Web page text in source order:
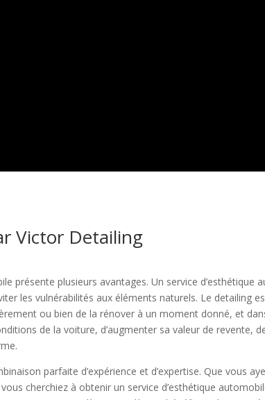
Victor Detailing
présente plusieurs avantages. Un service
les vulnérabilités aux éléments naturels. Le detailing
ou bien de la rénover à un moment donné, et
de la voiture, d’augmenter sa valeur de revente,
parfaite d’expérience et d’expertise. Que vous
cherchiez à obtenir un service d’esthétique